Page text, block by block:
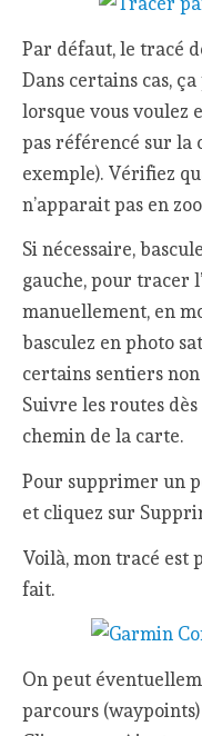
Par défaut, le tracé
Dans certains cas,
lorsque vous voulez
pas référencé sur la
exemple). Vérifiez
n’apparait pas en
Si nécessaire,
gauche, pour tracer
manuellement, en
basculez en photo
certains sentiers
Suivre les routes
chemin de la carte.
Pour supprimer un
et cliquez sur
Voilà, mon tracé est
fait.
On peut
parcours